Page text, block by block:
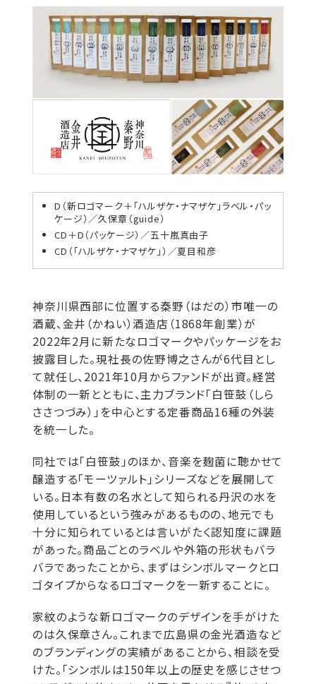
D（新ロゴマーク＋「ハルザケ・ナマザケ」ラベル・パッ
ケージ）／久保章（guide）
CD＋D（パッケージ）／五十嵐真由子
CD（「ハルザケ・ナマザケ」）／夏目和彦
神奈川県西部に位置する秦野（はだの）市唯一の
酒蔵、金井（かねい）酒造店（1868年創業）が
2022年2月に新たなロゴマークやパッケージをお
披露目した。現社長の佐野博之さんが6代目とし
て就任し、2021年10月からファンドが出資。経営
体制の一新とともに、主力ブランド「白笹鼓（しら
ささつづみ）」を中心とする定番商品16種の外装
を統一した。
同社では「白笹鼓」のほか、音楽を麹菌に聴かせて
醸造する「モーツァルト」シリーズなどを展開して
いる。日本有数の名水として知られる丹沢の水を
使用しているという強みがあるものの、地元でも
十分に知られているとは言いがたく認知度に課題
があった。商品ごとのラベルや外箱の形状もバラ
バラであったことから、まずはシンボルマークとロ
ゴタイプからなるロゴマークを一新することに。
家紋のような新ロゴマークのデザインを手がけた
のは久保章さん。これまで広島県の金光酒造など
のブランディングの実績があることから、相談を受
けた。「シンボルは150年以上の歴史を感じさせつ